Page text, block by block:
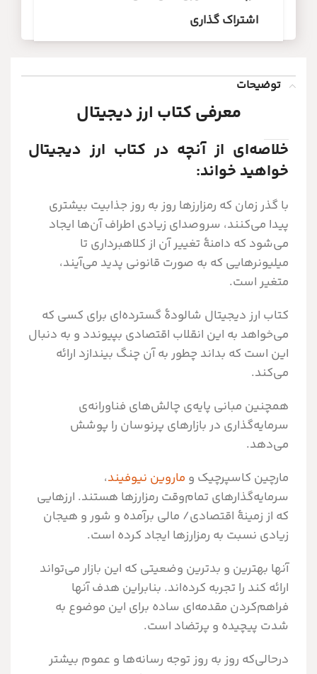
اشتراک گذاری
توضیحات
معرفی کتاب ارز دیجیتال
خلاصه‌ای از آنچه در کتاب ارز دیجیتال
خواهید خواند:
با گذر زمان که رمزارزها روز به روز جذابیت بیشتری
پیدا می‌کنند، سروصدای زیادی اطراف آن‌ها ایجاد
می‌شود که دامنۀ تغییر آن از کلاهبرداری تا
میلیونرهایی که به صورت قانونی پدید می‌آیند،
متغیر است.
کتاب ارز دیجیتال شالودۀ گسترده‌ای برای کسی که
می‌خواهد به این انقلاب اقتصادی بپیوندد و به دنبال
این است که بداند چطور به آن چنگ بیندازد ارائه
می‌کند.
همچنین مبانی پایه‌ی چالش‌های فناورانه‌ی
سرمایه‌گذاری در بازارهای پرنوسان را پوشش
می‌دهد.
مارچین کاسپرچیک و ماروین نیوفیند،
سرمایه‌گذارهای تمام‌وقت رمزارزها هستند. ارزهایی
که از زمینۀ اقتصادی/ مالی برآمده و شور و هیجان
زیادی نسبت به رمزارزها ایجاد کرده است.
آنها بهترین و بدترین وضعیتی که این بازار می‌تواند
ارائه کند را تجربه کرده‌اند. بنابراین هدف آنها
فراهم‌کردن مقدمه‌ای ساده برای این موضوع به
شدت پیچیده و پرتضاد است.
درحالی‌که روز به روز توجه رسانه‌ها و عموم بیشتر